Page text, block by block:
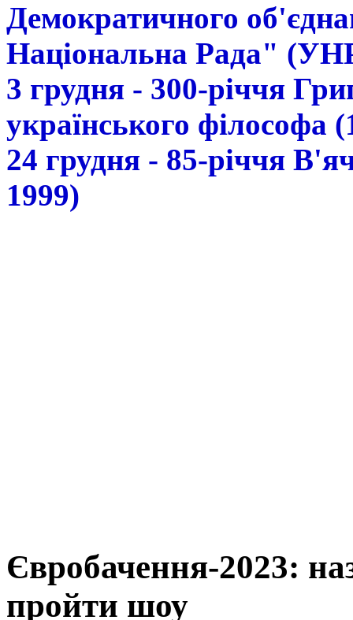
Демократичного
Національна Рада"
3 грудня - 300-річчя
українського філософа
24 грудня - 85-річчя
1999)
Євробачення-2023:
пройти шоу